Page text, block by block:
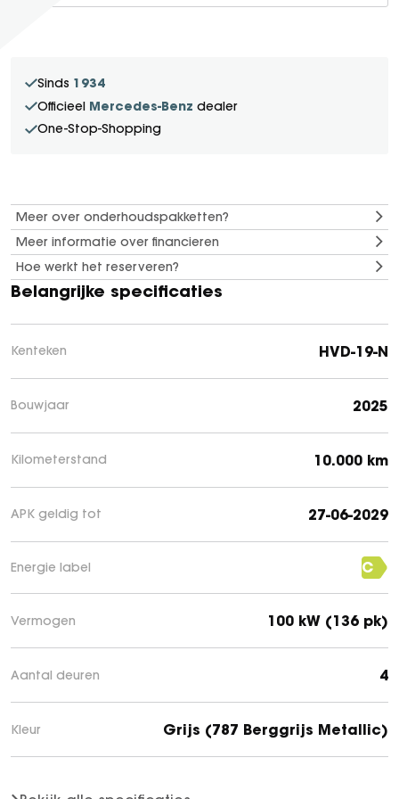
SEAL 6 DM-I TOURING
ATTO 3 EVO
ATTO 2
ATTO 2 DM-I
Sinds 1934
Officieel Mercedes-Benz dealer
One-Stop-Shopping
Meer over onderhoudspakketten?
Meer informatie over financieren
Hoe werkt het reserveren?
Belangrijke specificaties
Kenteken HVD-19-N
Bouwjaar 2025
Kilometerstand 10.000 km
APK geldig tot 27-06-2029
Energie label C
Vermogen 100 kW (136 pk)
Aantal deuren 4
Kleur Grijs (787 Berggrijs Metallic)